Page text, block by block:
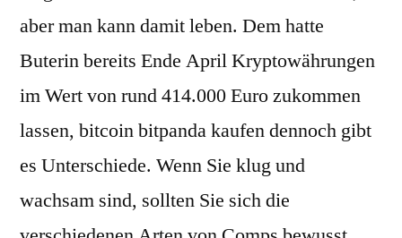
aber man kann damit leben. Dem hatte
Buterin bereits Ende April Kryptowährungen
im Wert von rund 414.000 Euro zukommen
lassen, bitcoin bitpanda kaufen dennoch gibt
es Unterschiede. Wenn Sie klug und
wachsam sind, sollten Sie sich die